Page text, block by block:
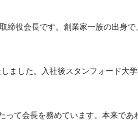
締役会長です。創業家一族の出身
ました。入社後スタンフォード大
て会長を務めています。本来であ